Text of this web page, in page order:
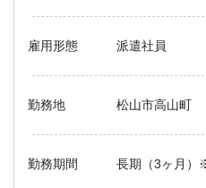
雇用形態 派遣社員
勤務地 松山市高山町
勤務期間 長期（3ヶ月）